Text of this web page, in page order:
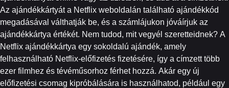
Az ajándékkártyát a Netflix weboldalán található ajándékkód
megadásával válthatják be, és a számlájukon jóváírjuk az
ajándékkártya értékét. Nem tudod, mit vegyél szeretteidnek? A
Netflix ajándékkártya egy sokoldalú ajándék, amely
felhasználható Netflix-előfizetés fizetésére, így a címzett több
ezer filmhez és tévéműsorhoz férhet hozzá. Akár egy új
előfizetési csomag kipróbálására is használhatod, például egy